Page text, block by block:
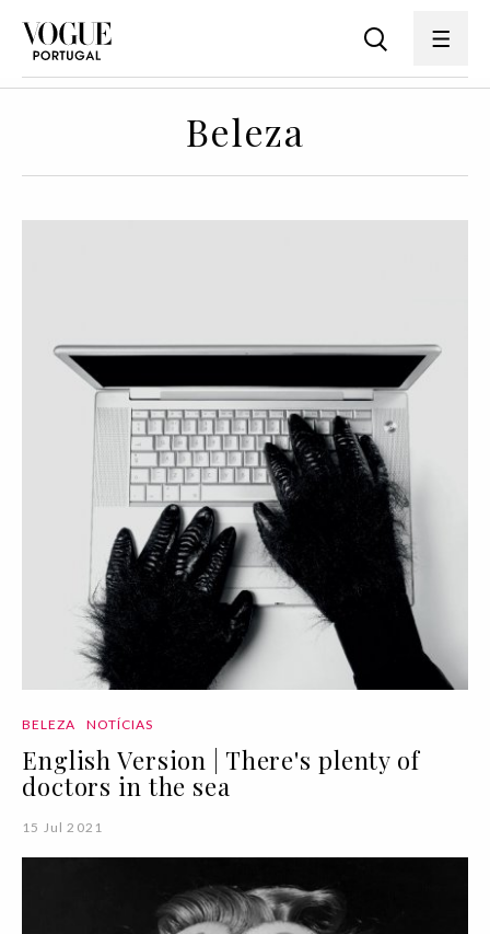
Beleza
BELEZA NOTÍCIAS
English Version | There's plenty of
doctors in the sea
15 Jul 2021